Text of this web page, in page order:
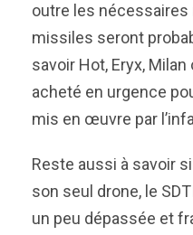
outre les
missiles seront
savoir Hot, Eryx,
acheté en urgence
mis en œuvre par
Reste aussi à savoir
son seul drone, le
un peu dépassée et